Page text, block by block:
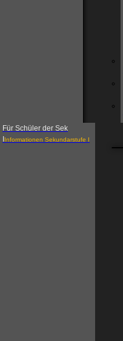
Für Schüler der Sek
Informationen Sekundarstufe I